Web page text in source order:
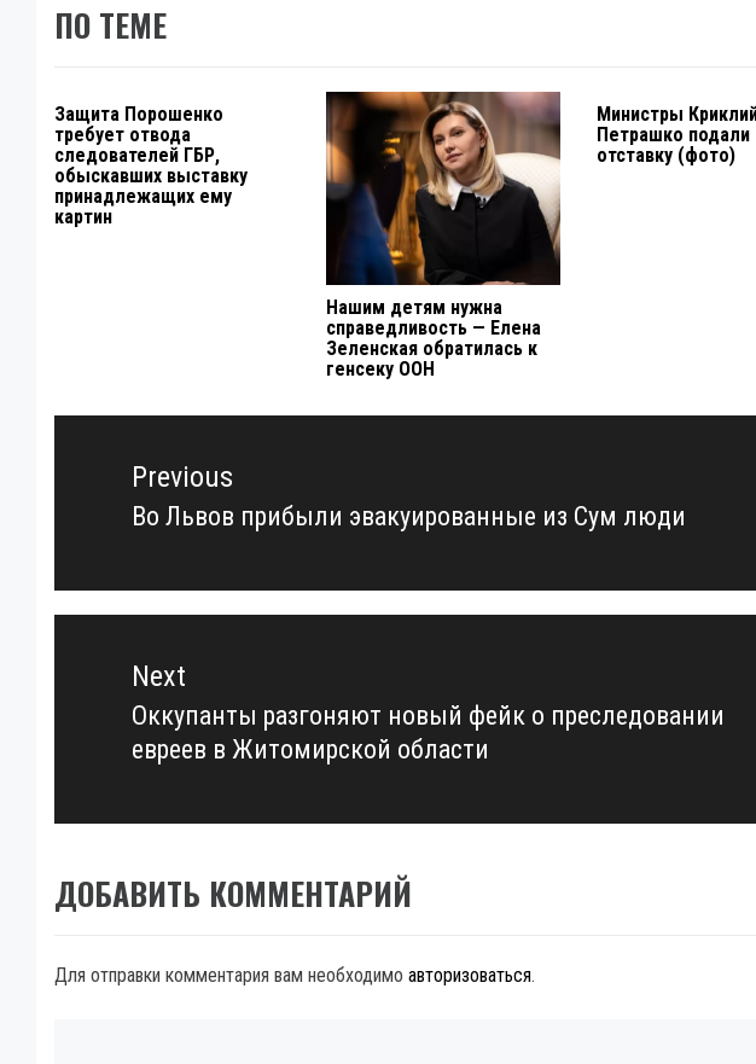
ПО ТЕМЕ
Защита Порошенко
требует отвода
следователей ГБР,
обыскавших выставку
принадлежащих ему
картин
Нашим детям нужна
справедливость — Елена
Зеленская обратилась к
генсеку ООН
Министры
Петрашко подали
отставку (фото)
Навигация
записямPrevious
Previous
Во Львов прибыли эвакуированные из Сум люди
Next
Next
post:
Оккупанты разгоняют новый фейк о преследовании
евреев в Житомирской области
ДОБАВИТЬ КОММЕНТАРИЙ
Для отправки комментария вам необходимо авторизоваться.